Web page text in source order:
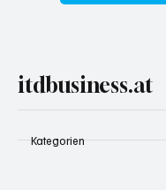
itdbusiness.at
Kategorien